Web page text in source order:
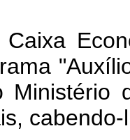
Ministério